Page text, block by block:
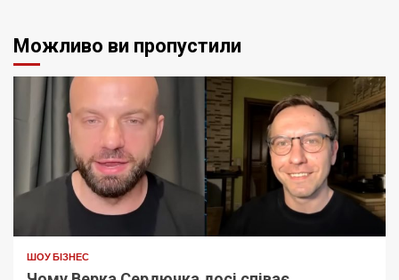
Можливо ви пропустили
ШОУ БІЗНЕС